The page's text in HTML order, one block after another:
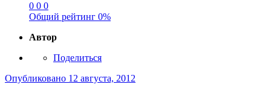
0 0 0
Общий рейтинг 0%
Автор
Поделиться
Опубликовано 12 августа, 2012